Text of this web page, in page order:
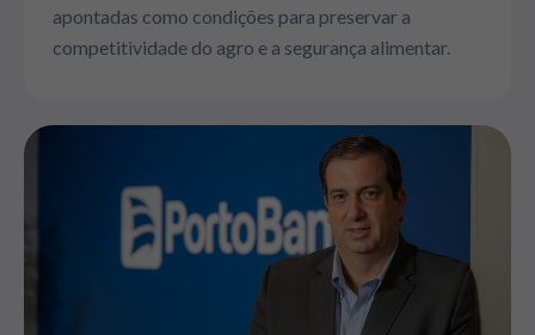
apontadas como condições para preservar a
competitividade do agro e a segurança alimentar.